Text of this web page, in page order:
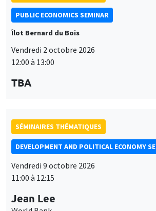
PUBLIC ECONOMICS SEMINAR
Îlot Bernard du Bois
Vendredi 2 octobre 2026
12:00 à 13:00
TBA
SÉMINAIRES THÉMATIQUES
DEVELOPMENT AND POLITICAL ECONOMY
Vendredi 9 octobre 2026
11:00 à 12:15
Jean Lee